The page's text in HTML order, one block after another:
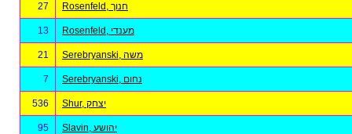
27 Rosenfeld, חנוך
13 Rosenfeld, מענדי
21 Serebryanski, משה
7 Serebryanski, נחום
536 Shur, יצחק
95 Slavin, יהושע